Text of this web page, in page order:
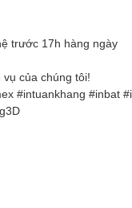
trước 17h hàng ngày
của chúng tôi!
#intuankhang #inbat #